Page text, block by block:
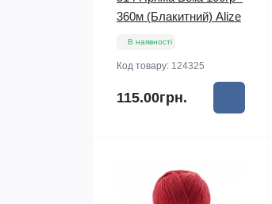
360м (Блакитний) Alize
В наявності
Код товару: 124325
115.00грн.